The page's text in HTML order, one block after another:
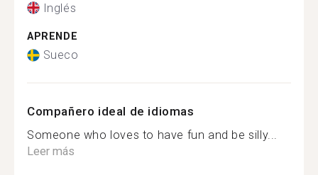
Inglés
APRENDE
Sueco
Compañero ideal de idiomas
Someone who loves to have fun and be silly...
Leer más